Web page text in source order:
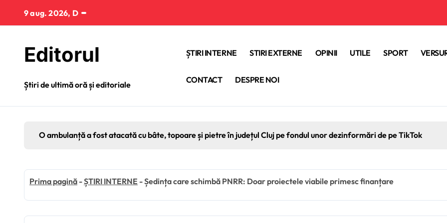
conținut
9 aug. 2026, D
Editorul
Știri de ultimă oră și editoriale
ȘTIRI INTERNE STIRI EXTERNE OPINII UTILE SPORT
CONTACT DESPRE NOI
O ambulanță a fost atacată cu bâte, topoare și pietre în județul Cluj pe fondul unor dezinformări de pe TikTok
Prima pagină -ȘTIRI INTERNE -Ședința care schimbă PNRR: Doar proiectele viabile primesc finanțare